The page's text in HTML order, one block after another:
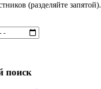
(разделяйте запятой).
поиск